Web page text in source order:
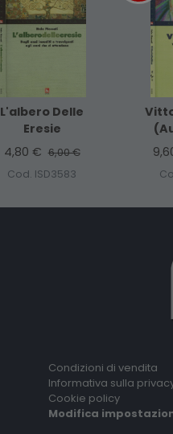
L'albero Delle
Eresie
4,80 € 6,00 €
Cod. ISD3583
Condizioni di vendita
Informativa sulla
Cookie policy
Modifica